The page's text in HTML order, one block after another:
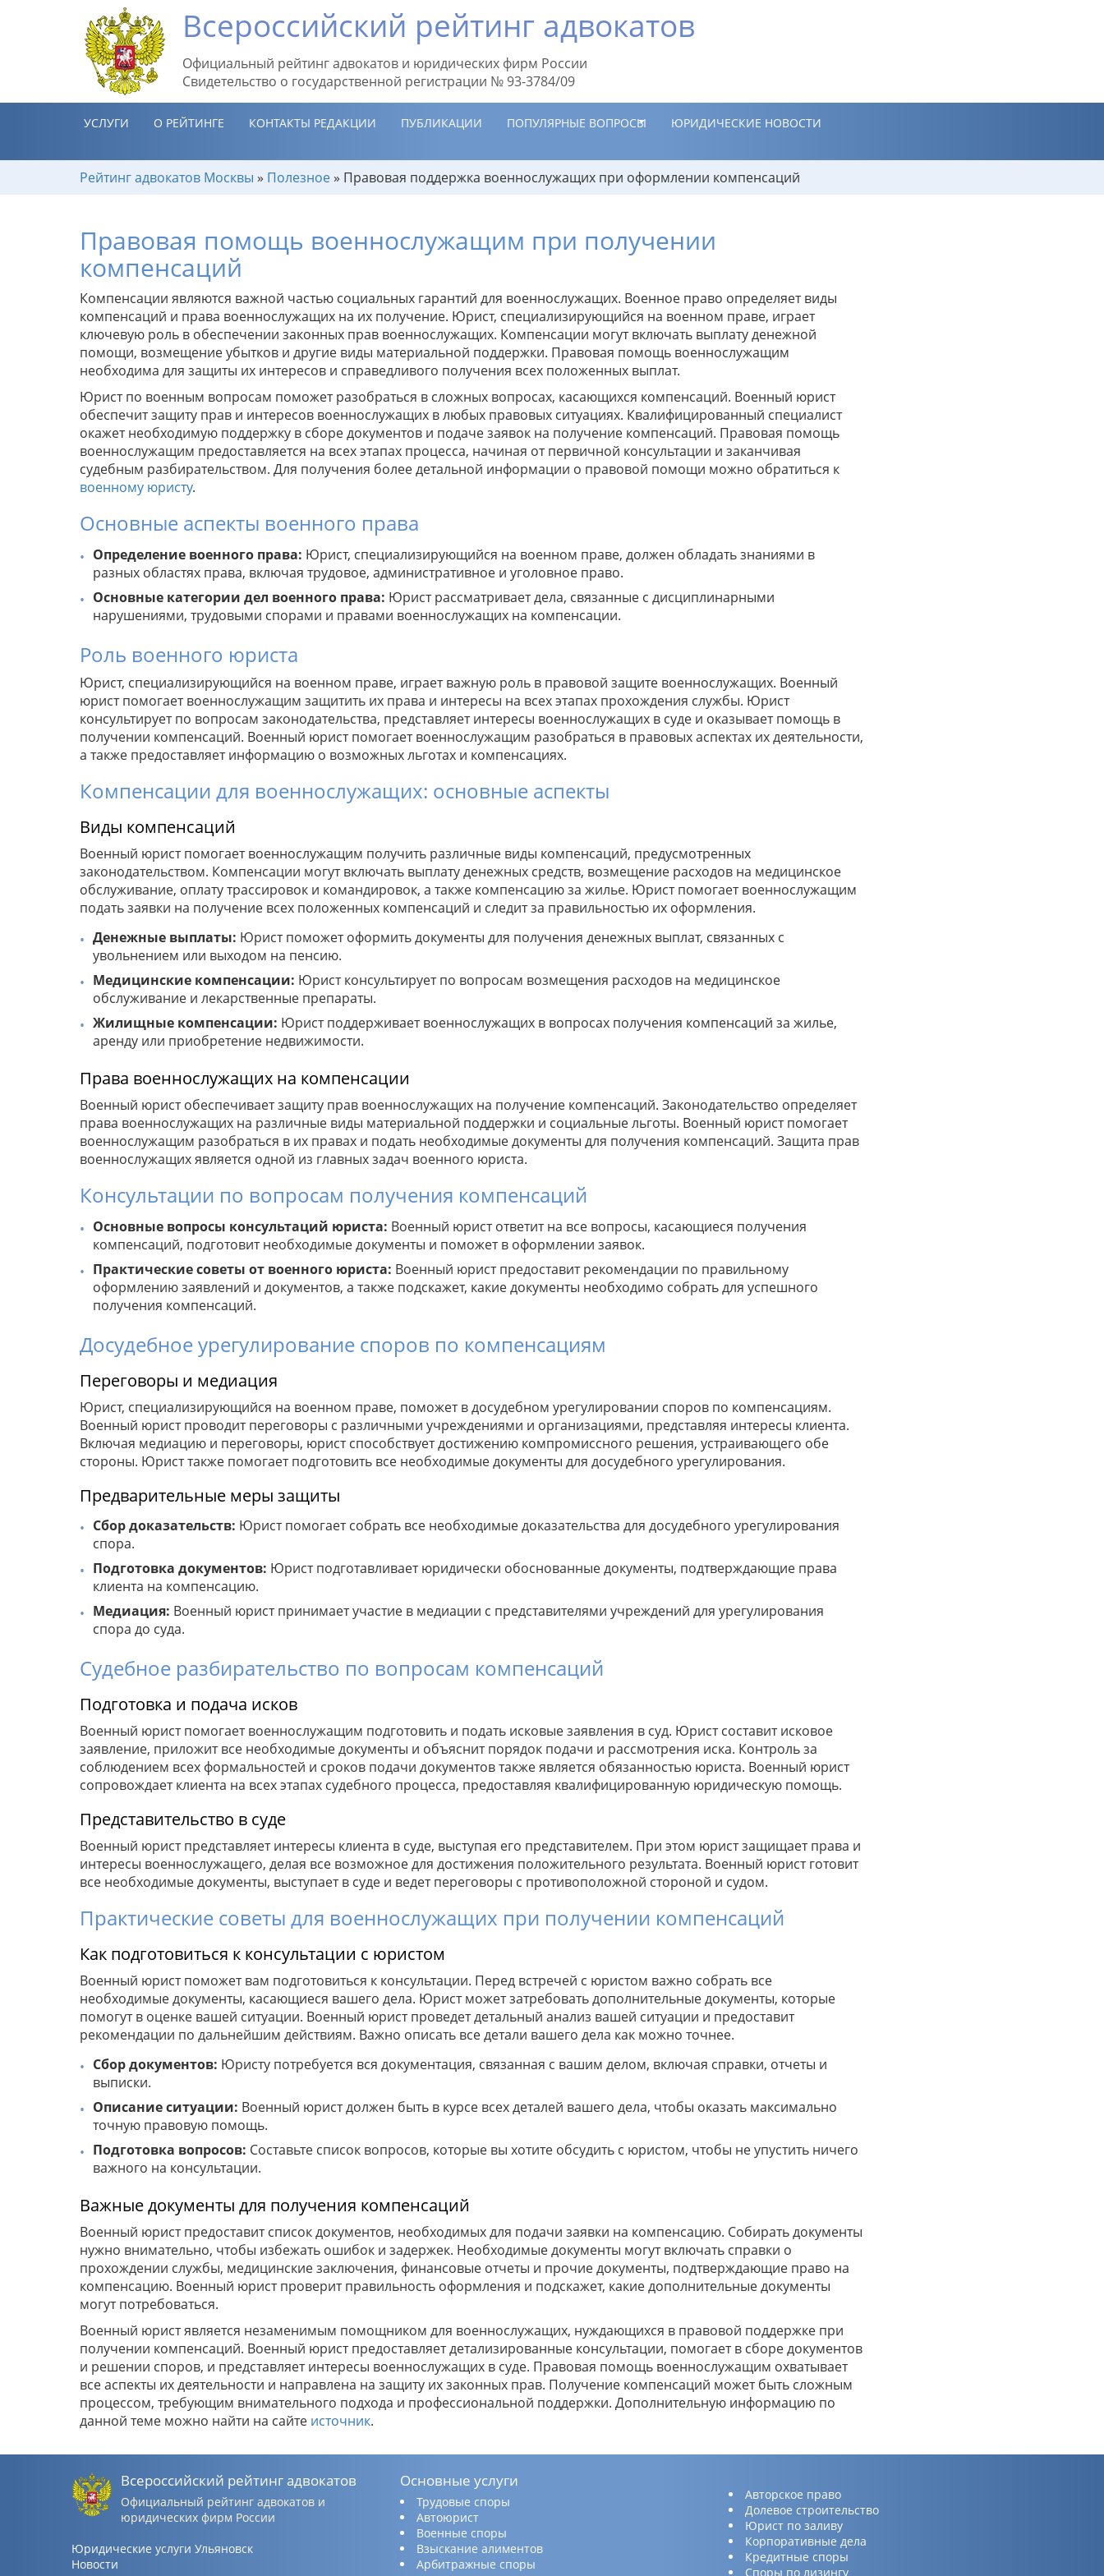
Всероссийский рейтинг адвокатов
Официальный рейтинг адвокатов и юридических фирм России
Свидетельство о государственной регистрации № 93-3784/09
УСЛУГИ О РЕЙТИНГЕ КОНТАКТЫ РЕДАКЦИИ ПУБЛИКАЦИИ ПОПУЛЯРНЫЕ ВОПРОСЫ ЮРИДИЧЕСКИЕ НОВОСТИ
Рейтинг адвокатов Москвы » Полезное» Правовая поддержка военнослужащих при оформлении компенсаций
Правовая помощь военнослужащим при получении
компенсаций
Компенсации являются важной частью социальных гарантий для военнослужащих. Военное право определяет виды
компенсаций и права военнослужащих на их получение. Юрист, специализирующийся на военном праве, играет
ключевую роль в обеспечении законных прав военнослужащих. Компенсации могут включать выплату денежной
помощи, возмещение убытков и другие виды материальной поддержки. Правовая помощь военнослужащим
необходима для защиты их интересов и справедливого получения всех положенных выплат.
Юрист по военным вопросам поможет разобраться в сложных вопросах, касающихся компенсаций. Военный юрист
обеспечит защиту прав и интересов военнослужащих в любых правовых ситуациях. Квалифицированный специалист
окажет необходимую поддержку в сборе документов и подаче заявок на получение компенсаций. Правовая помощь
военнослужащим предоставляется на всех этапах процесса, начиная от первичной консультации и заканчивая
судебным разбирательством. Для получения более детальной информации о правовой помощи можно обратиться к
военному юристу.
Основные аспекты военного права
Определение военного права: Юрист, специализирующийся на военном праве, должен обладать знаниями в
разных областях права, включая трудовое, административное и уголовное право.
Основные категории дел военного права: Юрист рассматривает дела, связанные с дисциплинарными
нарушениями, трудовыми спорами и правами военнослужащих на компенсации.
Роль военного юриста
Юрист, специализирующийся на военном праве, играет важную роль в правовой защите военнослужащих. Военный
юрист помогает военнослужащим защитить их права и интересы на всех этапах прохождения службы. Юрист
консультирует по вопросам законодательства, представляет интересы военнослужащих в суде и оказывает помощь в
получении компенсаций. Военный юрист помогает военнослужащим разобраться в правовых аспектах их деятельности,
а также предоставляет информацию о возможных льготах и компенсациях.
Компенсации для военнослужащих: основные аспекты
Виды компенсаций
Военный юрист помогает военнослужащим получить различные виды компенсаций, предусмотренных
законодательством. Компенсации могут включать выплату денежных средств, возмещение расходов на медицинское
обслуживание, оплату трассировок и командировок, а также компенсацию за жилье. Юрист помогает военнослужащим
подать заявки на получение всех положенных компенсаций и следит за правильностью их оформления.
Денежные выплаты: Юрист поможет оформить документы для получения денежных выплат, связанных с
увольнением или выходом на пенсию.
Медицинские компенсации: Юрист консультирует по вопросам возмещения расходов на медицинское
обслуживание и лекарственные препараты.
Жилищные компенсации: Юрист поддерживает военнослужащих в вопросах получения компенсаций за жилье,
аренду или приобретение недвижимости.
Права военнослужащих на компенсации
Военный юрист обеспечивает защиту прав военнослужащих на получение компенсаций. Законодательство определяет
права военнослужащих на различные виды материальной поддержки и социальные льготы. Военный юрист помогает
военнослужащим разобраться в их правах и подать необходимые документы для получения компенсаций. Защита прав
военнослужащих является одной из главных задач военного юриста.
Консультации по вопросам получения компенсаций
Основные вопросы консультаций юриста: Военный юрист ответит на все вопросы, касающиеся получения
компенсаций, подготовит необходимые документы и поможет в оформлении заявок.
Практические советы от военного юриста: Военный юрист предоставит рекомендации по правильному
оформлению заявлений и документов, а также подскажет, какие документы необходимо собрать для успешного
получения компенсаций.
Досудебное урегулирование споров по компенсациям
Переговоры и медиация
Юрист, специализирующийся на военном праве, поможет в досудебном урегулировании споров по компенсациям.
Военный юрист проводит переговоры с различными учреждениями и организациями, представляя интересы клиента.
Включая медиацию и переговоры, юрист способствует достижению компромиссного решения, устраивающего обе
стороны. Юрист также помогает подготовить все необходимые документы для досудебного урегулирования.
Предварительные меры защиты
Сбор доказательств: Юрист помогает собрать все необходимые доказательства для досудебного урегулирования
спора.
Подготовка документов: Юрист подготавливает юридически обоснованные документы, подтверждающие права
клиента на компенсацию.
Медиация: Военный юрист принимает участие в медиации с представителями учреждений для урегулирования
спора до суда.
Судебное разбирательство по вопросам компенсаций
Подготовка и подача исков
Военный юрист помогает военнослужащим подготовить и подать исковые заявления в суд. Юрист составит исковое
заявление, приложит все необходимые документы и объяснит порядок подачи и рассмотрения иска. Контроль за
соблюдением всех формальностей и сроков подачи документов также является обязанностью юриста. Военный юрист
сопровождает клиента на всех этапах судебного процесса, предоставляя квалифицированную юридическую помощь.
Представительство в суде
Военный юрист представляет интересы клиента в суде, выступая его представителем. При этом юрист защищает права и
интересы военнослужащего, делая все возможное для достижения положительного результата. Военный юрист готовит
все необходимые документы, выступает в суде и ведет переговоры с противоположной стороной и судом.
Практические советы для военнослужащих при получении компенсаций
Как подготовиться к консультации с юристом
Военный юрист поможет вам подготовиться к консультации. Перед встречей с юристом важно собрать все
необходимые документы, касающиеся вашего дела. Юрист может затребовать дополнительные документы, которые
помогут в оценке вашей ситуации. Военный юрист проведет детальный анализ вашей ситуации и предоставит
рекомендации по дальнейшим действиям. Важно описать все детали вашего дела как можно точнее.
Сбор документов: Юристу потребуется вся документация, связанная с вашим делом, включая справки, отчеты и
выписки.
Описание ситуации: Военный юрист должен быть в курсе всех деталей вашего дела, чтобы оказать максимально
точную правовую помощь.
Подготовка вопросов: Составьте список вопросов, которые вы хотите обсудить с юристом, чтобы не упустить ничего
важного на консультации.
Важные документы для получения компенсаций
Военный юрист предоставит список документов, необходимых для подачи заявки на компенсацию. Собирать документы
нужно внимательно, чтобы избежать ошибок и задержек. Необходимые документы могут включать справки о
прохождении службы, медицинские заключения, финансовые отчеты и прочие документы, подтверждающие право на
компенсацию. Военный юрист проверит правильность оформления и подскажет, какие дополнительные документы
могут потребоваться.
Военный юрист является незаменимым помощником для военнослужащих, нуждающихся в правовой поддержке при
получении компенсаций. Военный юрист предоставляет детализированные консультации, помогает в сборе документов
и решении споров, и представляет интересы военнослужащих в суде. Правовая помощь военнослужащим охватывает
все аспекты их деятельности и направлена на защиту их законных прав. Получение компенсаций может быть сложным
процессом, требующим внимательного подхода и профессиональной поддержки. Дополнительную информацию по
данной теме можно найти на сайте источник.
Всероссийский рейтинг адвокатов
Официальный рейтинг адвокатов и
юридических фирм России
Юридические услуги Ульяновск
Новости
Основные услуги
Трудовые споры
Автоюрист
Военные споры
Взыскание алиментов
Арбитражные споры
Авторское право
Долевое строительство
Юрист по заливу
Корпоративные дела
Кредитные споры
Споры по лизингу